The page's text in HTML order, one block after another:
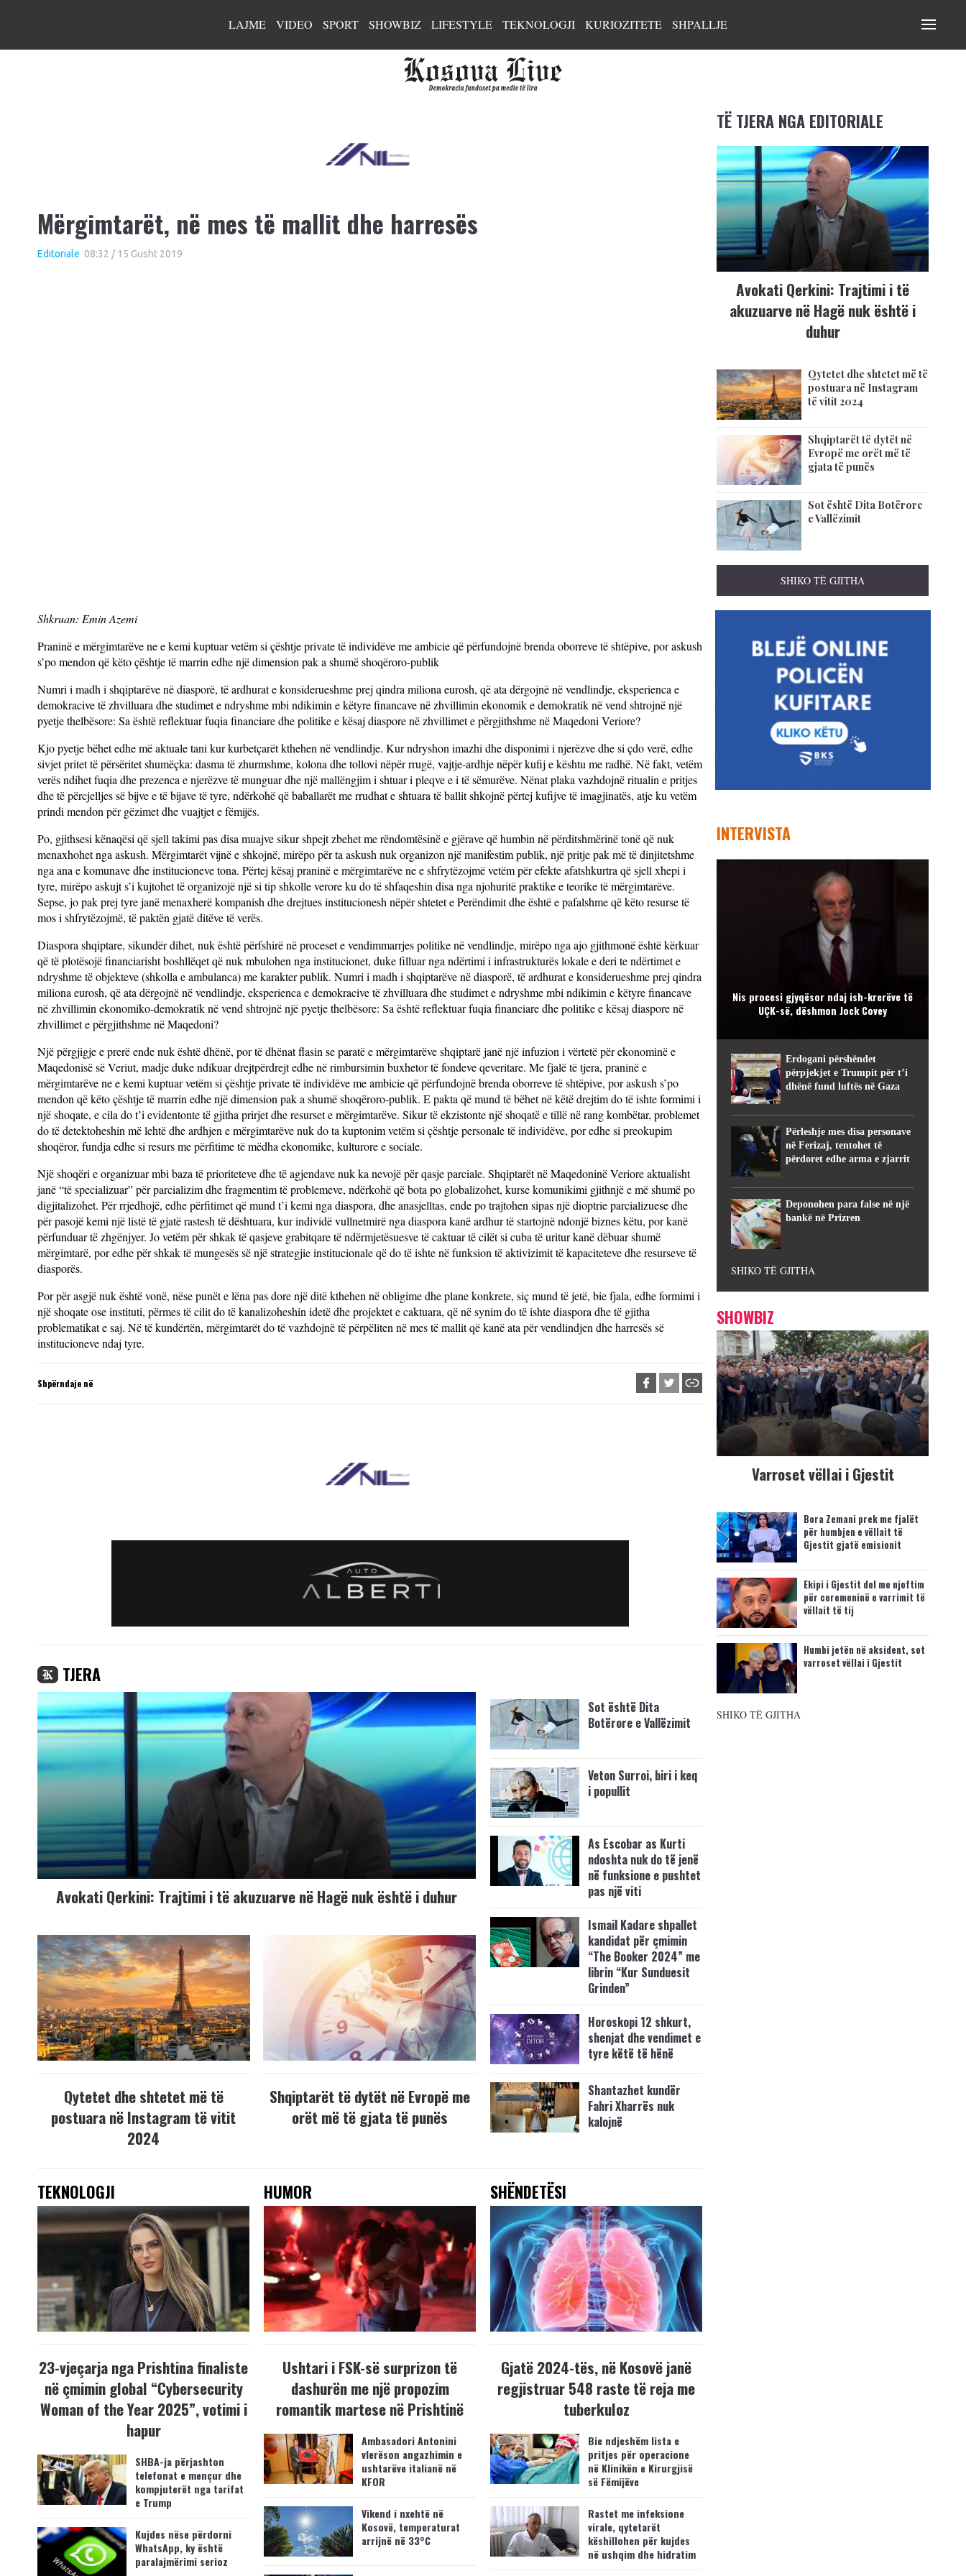
LAJME VIDEO SPORT SHOWBIZ LIFESTYLE TEKNOLOGJI KURIOZITETE SHPALLJE
Mërgimtarët, në mes të mallit dhe harresës
Editoriale 08:32 / 15 Gusht 2019
Shkruan: Emin Azemi
Praninë e mërgimtarëve ne e kemi kuptuar vetëm si çështje private të individëve me ambicie që përfundojnë brenda oborreve të shtëpive, por askush
s’po mendon që këto çështje të marrin edhe një dimension pak a shumë shoqëroro-publik
Numri i madh i shqiptarëve në diasporë, të ardhurat e konsiderueshme prej qindra miliona eurosh, që ata dërgojnë në vendlindje, eksperienca e
demokracive të zhvilluara dhe studimet e ndryshme mbi ndikimin e këtyre financave në zhvillimin ekonomik e demokratik në vend shtrojnë një
pyetje thelbësore: Sa është reflektuar fuqia financiare dhe politike e kësaj diaspore në zhvillimet e përgjithshme në Maqedoni Veriore?
Kjo pyetje bëhet edhe më aktuale tani kur kurbetçarët kthehen në vendlindje. Kur ndryshon imazhi dhe disponimi i njerëzve dhe si çdo verë, edhe
sivjet pritet të përsëritet shumëçka: dasma të zhurmshme, kolona dhe tollovi nëpër rrugë, vajtje-ardhje nëpër kufij e kështu me radhë. Në fakt, vetëm
verës ndihet fuqia dhe prezenca e njerëzve të munguar dhe një mallëngjim i shtuar i pleqve e i të sëmurëve. Nënat plaka vazhdojnë ritualin e pritjes
dhe të përcjelljes së bijve e të bijave të tyre, ndërkohë që baballarët me rrudhat e shtuara të ballit shkojnë përtej kufijve të imagjinatës, atje ku vetëm
prindi mendon për gëzimet dhe vuajtjet e fëmijës.
Po, gjithsesi kënaqësi që sjell takimi pas disa muajve sikur shpejt zbehet me rëndomtësinë e gjërave që humbin në përditshmërinë tonë që nuk
menaxhohet nga askush. Mërgimtarët vijnë e shkojnë, mirëpo për ta askush nuk organizon një manifestim publik, një pritje pak më të dinjitetshme
nga ana e komunave dhe institucioneve tona. Përtej kësaj praninë e mërgimtarëve ne e shfrytëzojmë vetëm për efekte afatshkurtra që sjell xhepi i
tyre, mirëpo askujt s’i kujtohet të organizojë një si tip shkolle verore ku do të shfaqeshin disa nga njohuritë praktike e teorike të mërgimtarëve.
Sepse, jo pak prej tyre janë menaxherë kompanish dhe drejtues institucionesh nëpër shtetet e Perëndimit dhe është e pafalshme që këto resurse të
mos i shfrytëzojmë, të paktën gjatë ditëve të verës.
Diaspora shqiptare, sikundër dihet, nuk është përfshirë në proceset e vendimmarrjes politike në vendlindje, mirëpo nga ajo gjithmonë është kërkuar
që të plotësojë financiarisht boshllëqet që nuk mbulohen nga institucionet, duke filluar nga ndërtimi i infrastrukturës lokale e deri te ndërtimet e
ndryshme të objekteve (shkolla e ambulanca) me karakter publik. Numri i madh i shqiptarëve në diasporë, të ardhurat e konsiderueshme prej qindra
miliona eurosh, që ata dërgojnë në vendlindje, eksperienca e demokracive të zhvilluara dhe studimet e ndryshme mbi ndikimin e këtyre financave
në zhvillimin ekonomiko-demokratik në vend shtrojnë një pyetje thelbësore: Sa është reflektuar fuqia financiare dhe politike e kësaj diaspore në
zhvillimet e përgjithshme në Maqedoni?
Një përgjigje e prerë ende nuk është dhënë, por të dhënat flasin se paratë e mërgimtarëve shqiptarë janë një infuzion i vërtetë për ekonominë e
Maqedonisë së Veriut, madje duke ndikuar drejtpërdrejt edhe në rimbursimin buxhetor të fondeve qeveritare. Me fjalë të tjera, praninë e
mërgimtarëve ne e kemi kuptuar vetëm si çështje private të individëve me ambicie që përfundojnë brenda oborreve të shtëpive, por askush s’po
mendon që këto çështje të marrin edhe një dimension pak a shumë shoqëroro-publik. E pakta që mund të bëhet në këtë drejtim do të ishte formimi i
një shoqate, e cila do t’i evidentonte të gjitha prirjet dhe resurset e mërgimtarëve. Sikur të ekzistonte një shoqatë e tillë në rang kombëtar, problemet
do të detektoheshin më lehtë dhe ardhjen e mërgimtarëve nuk do ta kuptonim vetëm si çështje personale të individëve, por edhe si preokupim
shoqëror, fundja edhe si resurs me përfitime të mëdha ekonomike, kulturore e sociale.
Një shoqëri e organizuar mbi baza të prioriteteve dhe të agjendave nuk ka nevojë për qasje parciale. Shqiptarët në Maqedoninë Veriore aktualisht
janë “të specializuar” për parcializim dhe fragmentim të problemeve, ndërkohë që bota po globalizohet, kurse komunikimi gjithnjë e më shumë po
digjitalizohet. Për rrjedhojë, edhe përfitimet që mund t’i kemi nga diaspora, dhe anasjelltas, ende po trajtohen sipas një dioptrie parcializuese dhe
për pasojë kemi një listë të gjatë rastesh të dështuara, kur individë vullnetmirë nga diaspora kanë ardhur të startojnë ndonjë biznes këtu, por kanë
përfunduar të zhgënjyer. Jo vetëm për shkak të qasjeve grabitqare të ndërmjetësuesve të caktuar të cilët si cuba të uritur kanë dëbuar shumë
mërgimtarë, por edhe për shkak të mungesës së një strategjie institucionale që do të ishte në funksion të aktivizimit të kapaciteteve dhe resurseve të
diasporës.
Por për asgjë nuk është vonë, nëse punët e lëna pas dore një ditë kthehen në obligime dhe plane konkrete, siç mund të jetë, bie fjala, edhe formimi i
një shoqate ose instituti, përmes të cilit do të kanalizoheshin idetë dhe projektet e caktuara, që në synim do të ishte diaspora dhe të gjitha
problematikat e saj. Në të kundërtën, mërgimtarët do të vazhdojnë të përpëliten në mes të mallit që kanë ata për vendlindjen dhe harresës së
institucioneve ndaj tyre.
Shpërndaje në
TJERA
Avokati Qerkini: Trajtimi i të akuzuarve në Hagë nuk është i duhur
Qytetet dhe shtetet më të
postuara në Instagram të vitit
2024
Shqiptarët të dytët në Evropë me
orët më të gjata të punës
Sot është Dita
Botërore e Vallëzimit
Veton Surroi, biri i keq
i popullit
As Escobar as Kurti
ndoshta nuk do të jenë
në funksione e pushtet
pas një viti
Ismail Kadare shpallet
kandidat për çmimin
“The Booker 2024” me
librin “Kur Sunduesit
Grinden”
Horoskopi 12 shkurt,
shenjat dhe vendimet e
tyre këtë të hënë
Shantazhet kundër
Fahri Xharrës nuk
kalojnë
TEKNOLOGJI
23-vjeçarja nga Prishtina finaliste
në çmimin global “Cybersecurity
Woman of the Year 2025”, votimi i
hapur
SHBA-ja përjashton
telefonat e mençur dhe
kompjuterët nga tarifat
e Trump
Kujdes nëse përdorni
WhatsApp, ky është
paralajmërimi serioz
HUMOR
Ushtari i FSK-së surprizon të
dashurën me një propozim
romantik martese në Prishtinë
Ambasadori Antonini
vlerëson angazhimin e
ushtarëve italianë në
KFOR
Vikend i nxehtë në
Kosovë, temperaturat
arrijnë në 33°C
SHËNDETËSI
Gjatë 2024-tës, në Kosovë janë
regjistruar 548 raste të reja me
tuberkuloz
Bie ndjeshëm lista e
pritjes për operacione
në Klinikën e Kirurgjisë
së Fëmijëve
Rastet me infeksione
virale, qytetarët
këshillohen për kujdes
në ushqim dhe hidratim
TË TJERA NGA EDITORIALE
Avokati Qerkini: Trajtimi i të
akuzuarve në Hagë nuk është i
duhur
Qytetet dhe shtetet më të
postuara në Instagram
të vitit 2024
Shqiptarët të dytët në
Evropë me orët më të
gjata të punës
Sot është Dita Botërore
e Vallëzimit
SHIKO TË GJITHA
INTERVISTA
Nis procesi gjyqësor ndaj ish-krerëve të
UÇK-së, dëshmon Jock Covey
Erdogani përshëndet
përpjekjet e Trumpit për t’i
dhënë fund luftës në Gaza
Përleshje mes disa personave
në Ferizaj, tentohet të
përdoret edhe arma e zjarrit
Deponohen para false në një
bankë në Prizren
SHIKO TË GJITHA
SHOWBIZ
Varroset vëllai i Gjestit
Bora Zemani prek me fjalët
për humbjen e vëllait të
Gjestit gjatë emisionit
Ekipi i Gjestit del me njoftim
për ceremoninë e varrimit të
vëllait të tij
Humbi jetën në aksident, sot
varroset vëllai i Gjestit
SHIKO TË GJITHA